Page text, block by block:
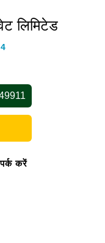
लिमिटेड
करें